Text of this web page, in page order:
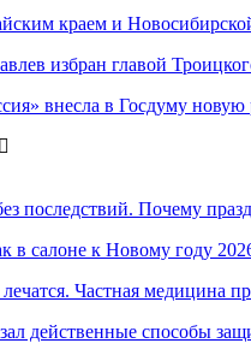
краем и
избран главой
внесла в Госдуму новую
последствий. Почему
в салоне к Новому году
Частная медицина
действенные способы